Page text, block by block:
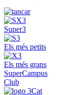
Super3
Els més petits
Els més grans
SuperCampus
Club